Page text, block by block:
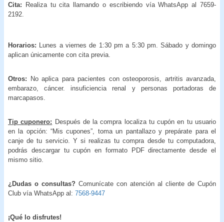
Cita:
Realiza tu cita llamando o escribiendo vía WhatsApp al 7659-
2192.
Horarios: Lunes a viernes de 1:30 pm a 5:30 pm. Sábado y domingo
aplican únicamente con cita previa.
Otros:
No aplica para pacientes con osteoporosis, artritis avanzada,
embarazo, cáncer. insuficiencia renal y personas portadoras de
marcapasos.
Tip cuponero: Después de la compra localiza tu cupón en tu usuario
en la opción: “Mis cupones”, toma un pantallazo y prepárate para el
canje de tu servicio. Y si realizas tu compra desde tu computadora,
podrás descargar tu cupón en formato PDF directamente desde el
mismo sitio.
¿Dudas o consultas? Comunícate con atención al cliente de Cupón
Club vía WhatsApp al: 7568-9447
¡Qué lo disfrutes!